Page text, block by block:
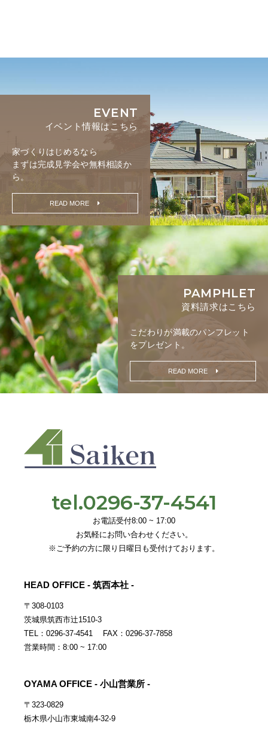
EVENT
イベント情報はこちら
家づくりはじめるなら
まずは完成見学会や無料相談か
ら。
READ MORE
PAMPHLET
資料請求はこちら
こだわりが満載のパンフレット
をプレゼント。
READ MORE
tel.0296-37-4541
お電話受付8:00 ~ 17:00
お気軽にお問い合わせください。
※ご予約の方に限り日曜日も受付けております。
HEAD OFFICE - 筑西本社 -
〒308-0103
茨城県筑西市辻1510-3
TEL：0296-37-4541 FAX：0296-37-7858
営業時間：8:00 ~ 17:00
OYAMA OFFICE - 小山営業所 -
〒323-0829
栃木県小山市東城南4-32-9